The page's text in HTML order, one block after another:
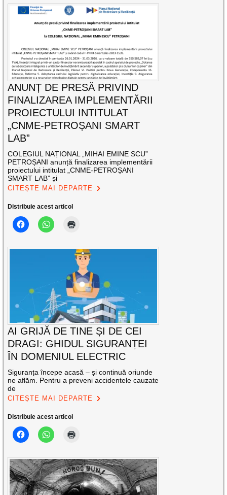
ANUNȚ DE PRESĂ PRIVIND
FINALIZAREA IMPLEMENTĂRII
PROIECTULUI INTITULAT
„CNME-PETROȘANI SMART
LAB”
COLEGIUL NAȚIONAL „MIHAI EMINE SCU”
PETROȘANI anunță finalizarea implementării
proiectului intitulat „CNME-PETROȘANI
SMART LAB” și
CITEȘTE MAI DEPARTE
Distribuie acest articol
AI GRIJĂ DE TINE ȘI DE CEI
DRAGI: GHIDUL SIGURANȚEI
ÎN DOMENIUL ELECTRIC
Siguranța începe acasă – și continuă oriunde
ne aflăm. Pentru a preveni accidentele cauzate
de
CITEȘTE MAI DEPARTE
Distribuie acest articol